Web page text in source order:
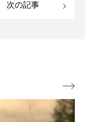
次の記事
